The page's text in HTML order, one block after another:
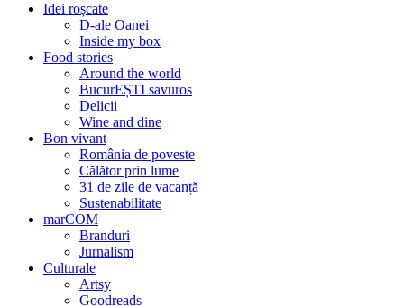
Idei roșcate
D-ale Oanei
Inside my box
Food stories
Around the world
BucurEȘTI savuros
Delicii
Wine and dine
Bon vivant
România de poveste
Călător prin lume
31 de zile de vacanță
Sustenabilitate
marCOM
Branduri
Jurnalism
Culturale
Artsy
Goodreads